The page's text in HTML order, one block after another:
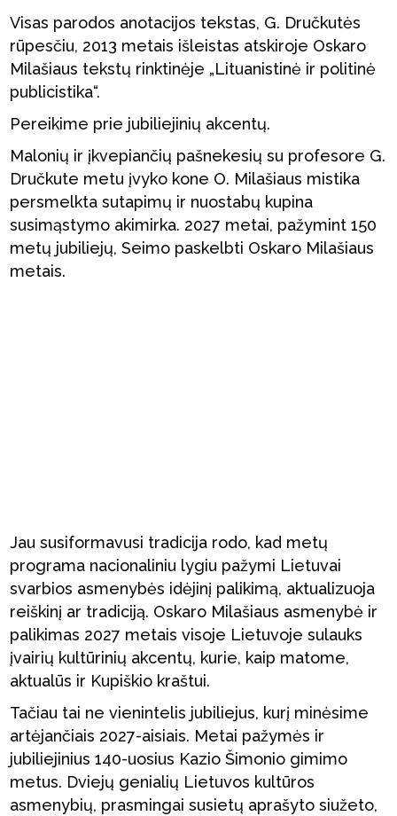
Visas parodos anotacijos tekstas, G. Dručkutės
rūpesčiu, 2013 metais išleistas atskiroje Oskaro
Milašiaus tekstų rinktinėje „Lituanistinė ir politinė
publicistika“.
Pereikime prie jubiliejinių akcentų.
Malonių ir įkvepiančių pašnekesių su profesore G.
Dručkute metu įvyko kone O. Milašiaus mistika
persmelkta sutapimų ir nuostabų kupina
susimąstymo akimirka. 2027 metai, pažymint 150
metų jubiliejų, Seimo paskelbti Oskaro Milašiaus
metais.
Jau susiformavusi tradicija rodo, kad metų
programa nacionaliniu lygiu pažymi Lietuvai
svarbios asmenybės idėjinį palikimą, aktualizuoja
reiškinį ar tradiciją. Oskaro Milašiaus asmenybė ir
palikimas 2027 metais visoje Lietuvoje sulauks
įvairių kultūrinių akcentų, kurie, kaip matome,
aktualūs ir Kupiškio kraštui.
Tačiau tai ne vienintelis jubiliejus, kurį minėsime
artėjančiais 2027-aisiais. Metai pažymės ir
jubiliejinius 140-uosius Kazio Šimonio gimimo
metus. Dviejų genialių Lietuvos kultūros
asmenybių, prasmingai susietų aprašyto siužeto,